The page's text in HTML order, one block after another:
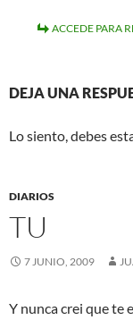
ACCEDE PARA
DEJA UNA
Lo siento, debes
DIARIOS
TU
7 JUNIO, 2009
Y nunca crei que te